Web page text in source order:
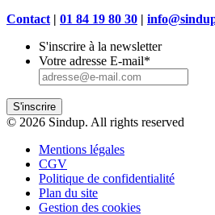
Contact | 01 84 19 80 30 |
S'inscrire à la newsletter
Votre adresse E-mail*
S'inscrire
© 2026 Sindup. All rights reserved
Mentions légales
CGV
Politique de confidentialité
Plan du site
Gestion des cookies